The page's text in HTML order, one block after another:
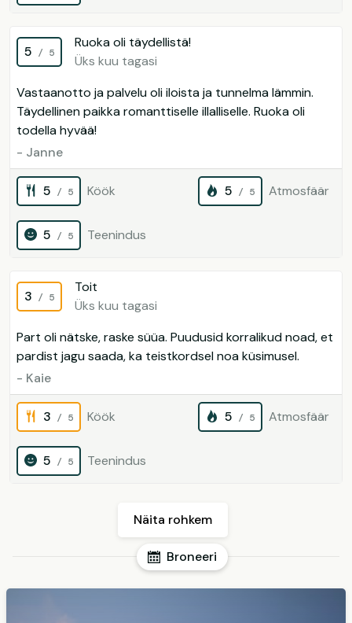
5 / 5
Ruoka oli täydellistä!
Üks kuu tagasi
Vastaanotto ja palvelu oli iloista ja tunnelma lämmin.
Täydellinen paikka romanttiselle illalliselle. Ruoka oli
todella hyvää!
- Janne
5 / 5 Köök 5 / 5 Atmosfäär
5 / 5 Teenindus
3 / 5
Toit
Üks kuu tagasi
Part oli nätske, raske süüa. Puudusid korralikud noad, et
pardist jagu saada, ka teistkordsel noa küsimusel.
- Kaie
3 / 5 Köök 5 / 5 Atmosfäär
5 / 5 Teenindus
Näita rohkem
Broneeri